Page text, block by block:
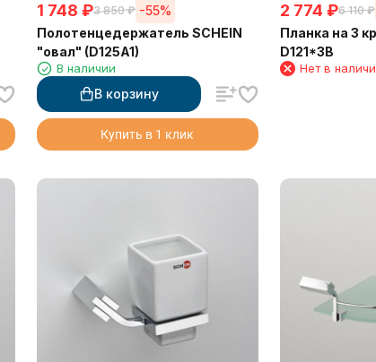
1 748 ₽3 850 ₽ -55%
Полотенцедержатель SCHEIN
"овал" (D125A1)
В наличии
В корзину
Купить в 1 клик
2 774 ₽6 110 ₽
Планка на 3
D121*3B
Нет в